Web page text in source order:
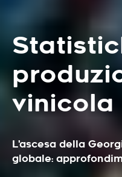
vinicola
L'ascesa della
globale: